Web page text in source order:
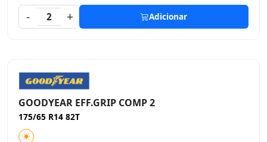
-
2 + Adicionar
GOODYEAR EFF.GRIP COMP 2
175/65 R14 82T